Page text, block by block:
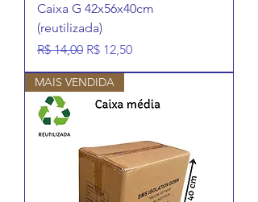
Caixa G 42x56x40cm
(reutilizada)
Preço normal
R$ 14,00 Preço promocional
R$ 12,50
MAIS VENDIDA